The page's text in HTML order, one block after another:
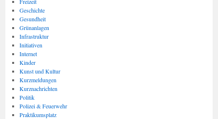
Freizeit
Geschichte
Gesundheit
Grünanlagen
Infrastruktur
Initiativen
Internet
Kinder
Kunst und Kultur
Kurzmeldungen
Kurznachrichten
Politik
Polizei & Feuerwehr
Praktikumsplatz